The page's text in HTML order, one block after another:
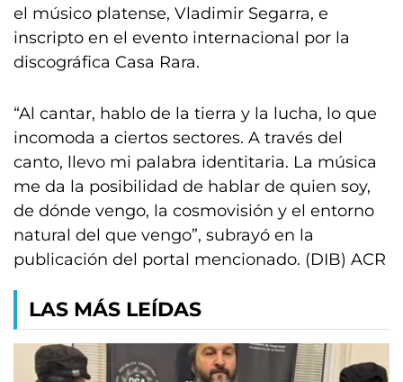
el músico platense, Vladimir Segarra, e
inscripto en el evento internacional por la
discográfica Casa Rara.
“Al cantar, hablo de la tierra y la lucha, lo que
incomoda a ciertos sectores. A través del
canto, llevo mi palabra identitaria. La música
me da la posibilidad de hablar de quien soy,
de dónde vengo, la cosmovisión y el entorno
natural del que vengo”, subrayó en la
publicación del portal mencionado. (DIB) ACR
LAS MÁS LEÍDAS